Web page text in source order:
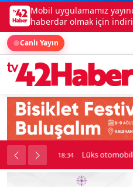
Mobil uygulamamız
haberdar olmak için
Canlı Yayın
kavga çıktı 18:34 Lüks